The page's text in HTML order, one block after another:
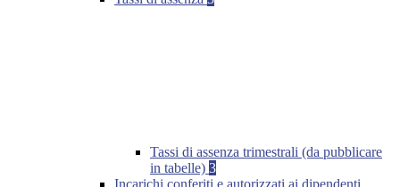
Tassi di assenza trimestrali (da pubblicare
in tabelle) 3